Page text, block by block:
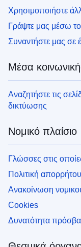
Χρησιμοποιήστε
Γράψτε μας μέσω
Συναντήστε μας σε
Μέσα
Αναζητήστε τις
δικτύωσης
Νομικό πλαίσιο
Γλώσσες στις
Πολιτική απορρήτου
Ανακοίνωση
Cookies
Δυνατότητα